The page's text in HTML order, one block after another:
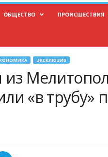
ОБЩЕСТВО ПРОИСШЕСТВИЯ
ЭКСКЛЮЗИВ
«в трубу»